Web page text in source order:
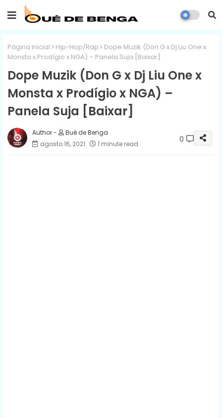
Página inicial Hip-Hop/Rap
Dope Muzik (Don G x Dj Liu One x
Monsta x Prodígio x NGA) – Panela Suja [Baixar]
Dope Muzik (Don G x Dj Liu One x
Monsta x Prodígio x NGA) –
Panela Suja [Baixar]
Bué de Benga
agosto 16, 2021
1 minute read 0